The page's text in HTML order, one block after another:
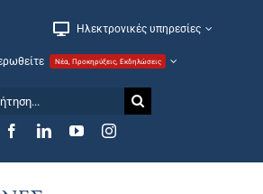
Ηλεκτρονικές υπηρεσίες
Νέα, Προκηρύξεις, Εκδηλώσεις